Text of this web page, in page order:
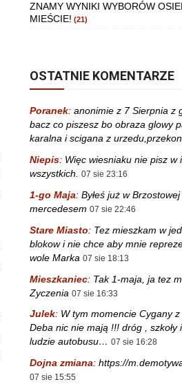
ZNAMY WYNIKI WYBORÓW
MIEŚCIE! (21)
OSTATNIE KOMENTARZE
Poranek: anonimie z 7 Sierpnia z
bacz co piszesz bo obraza glowy
karalna i scigana z
Niepis: Więc wiesniaku nie pisz w
wszystkich.
07 sie 23:16
1-go Maja: Byłeś już w
mercedesem 07 sie 22:46
Stare Miasto: Tez mieszkam w
blokow i nie chce aby mnie
wole Marka 07 sie 18:13
Mieszkaniec: Tak 1-maja, ja tez
Zyczenia 07 sie 16:33
Julek: W tym momencie Cygany
Deba nic nie mają !!! dróg , szkoły
ludzie autobusu… 07 sie 16:28
Dojna zmiana: https://
07 sie 15:55